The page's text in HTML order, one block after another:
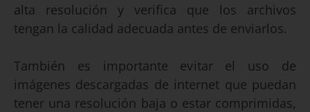
alta resolución y verifica que los archivos
tengan la calidad adecuada antes de enviarlos.
También es importante evitar el uso de
imágenes descargadas de internet que puedan
tener una resolución baja o estar comprimidas,